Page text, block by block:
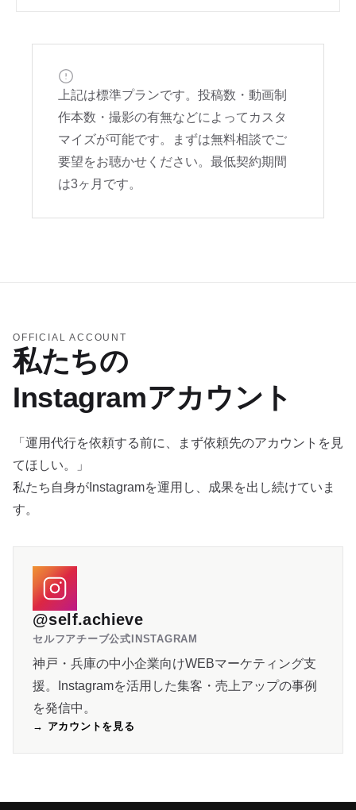
上記は標準プランです。投稿数・動画制
作本数・撮影の有無などによってカスタ
マイズが可能です。まずは無料相談でご
要望をお聴かせください。最低契約期間
は3ヶ月です。
OFFICIAL ACCOUNT
私たちの
Instagramアカウント
「運用代行を依頼する前に、まず依頼先のアカウントを見
てほしい。」
私たち自身がInstagramを運用し、成果を出し続けていま
す。
@self.achieve
セルフアチーブ公式INSTAGRAM
神戸・兵庫の中小企業向けWEBマーケティング支
援。Instagramを活用した集客・売上アップの事例
を発信中。
→ アカウントを見る